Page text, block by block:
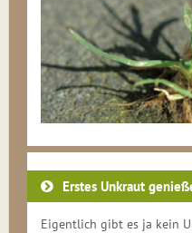
Erstes Unkraut
Eigentlich gibt es ja kein